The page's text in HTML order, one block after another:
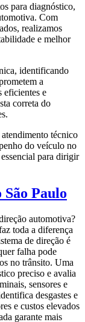
para diagnóstico,
Com
realizamos
e melhor
identificando
a
eficientes e
correta do
técnico
do veículo no
para dirigir
Paulo
automotiva?
toda a diferença
de direção é
falha pode
no trânsito. Uma
preciso e avalia
sensores e
desgastes e
e custos elevados
garante mais